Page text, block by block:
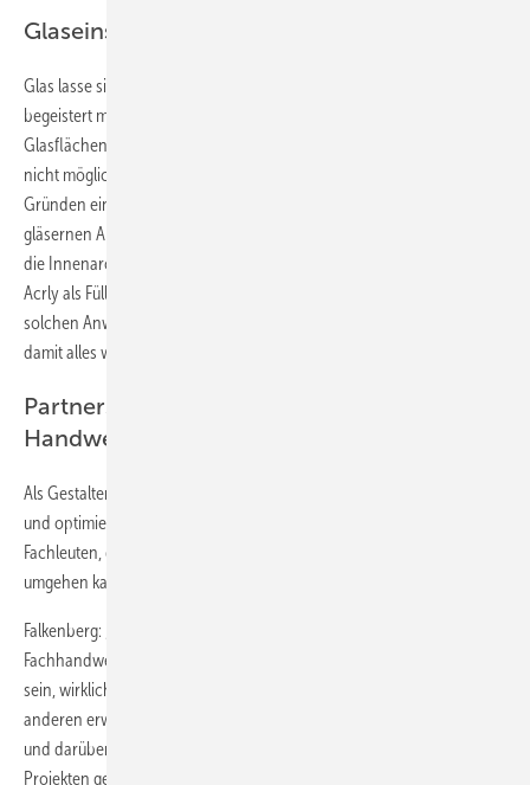
Glaseinsatz im Badezimmer
Glas lasse sich beispielsweise sehr gut im Badbereich verwenden. „Es
begeistert mich immer wieder mit Glaswänden und hinterleuchteten
Glasflächen zu arbeiten. Sie schaffen eine Eleganz im Raum, die sonst
nicht möglich ist. Neben der Optik ist dort Glas auch aus hygienischen
Gründen ein sehr passendes Material. Allerdings müssen solche
gläsernen Anwendungen sauber geplant und umgesetzt werden, wie
die Innenarchitektin unterstreicht: Das gehe nicht mit Silikon und
Acrly als Füllmaterial. Auch die Fugen und Bohrungen müssen bei
solchen Anwendungen penibel geplant und gut durchdacht sein,
damit alles wirklich wie aus einem Guss zusammenpasst.
Partnerschaftliche Zusammenarbeit mit
Handwerkern ist ein Muss
Als Gestalterin und Planerin wolle Heike Falkenberg Neues schaffen
und optimieren und das funktioniert bei der Umsetzung nur mit
Fachleuten, die wissen, wie man mit Materialien umgehen muss und
umgehen kann.
Falkenberg: „Besondere Projekte lassen sich natürlich nur mit guten
Fachhandwerkern umsetzen. Zum einen müssen diese in der Lage
sein, wirklich sauber und auf den Millimeter genau zu arbeiten. Zum
anderen erwarte ich, dass sie auch in der Lage sind, an ihre Grenzen
und darüber hinaus zu gehen, wenn es um die Umsetzung von
Projekten geht.“